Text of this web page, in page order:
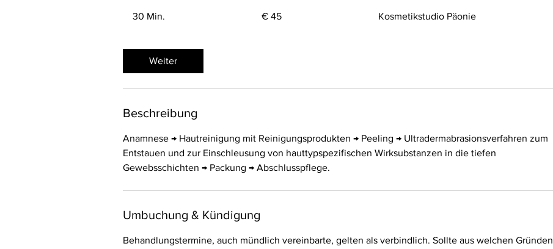
30 Min.
i
n
.
€ 45 Kosmetikstudio Päonie
Weiter
Beschreibung
Anamnese → Hautreinigung mit Reinigungsprodukten → Peeling → Ultradermabrasionsverfahren zum
Entstauen und zur Einschleusung von hauttypspezifischen Wirksubstanzen in die tiefen
Gewebsschichten → Packung → Abschlusspflege.
Umbuchung & Kündigung
Behandlungstermine, auch mündlich vereinbarte, gelten als verbindlich. Sollte aus welchen Gründen